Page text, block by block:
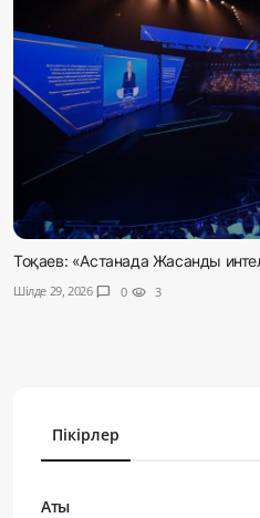
Тоқаев: «Астанада Жасанды
Шілде 29, 2026 chat_bubble 0 visibility 3
Пікірлер
Аты